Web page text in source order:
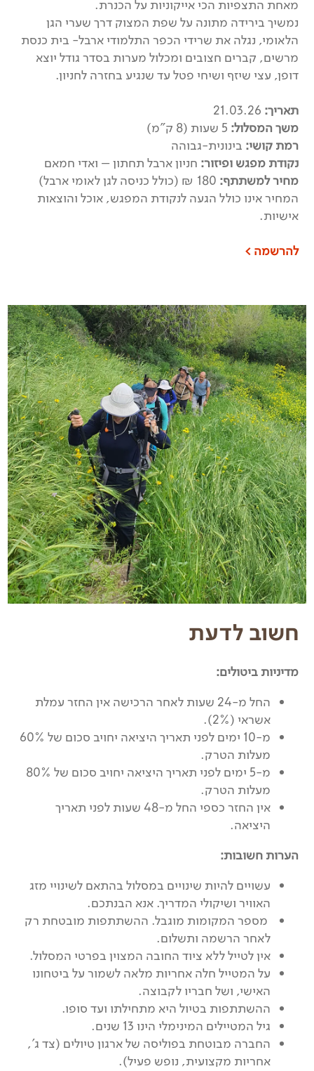
מאחת התצפיות הכי אייקוניות על הכנרת.
נמשיך בירידה מתונה על שפת המצוק דרך שערי הגן
הלאומי, נגלה את שרידי הכפר התלמודי ארבל- בית כנסת
מרשים, קברים חצובים ומכלול מערות בסדר גודל יוצא
דופן, עצי שיזף ושיחי פטל עד שנגיע בחזרה לחניון.
תאריך: 21.03.26
משך המסלול:
רמת קושי: בינונית-גבוהה
נקודת מפגש ופיזור: חניון ארבל תחתון – ואדי חמאם
מחיר למשתתף:
המחיר אינו כולל הגעה לנקודת המפגש, אוכל והוצאות
אישיות.
להרשמה >
חשוב לדעת
מדיניות ביטולים:
החל מ-24 שעות לאחר הרכישה אין החזר עמלת
אשראי (2%).
מ-10 ימים לפני תאריך היציאה יחויב סכום של 60%
מעלות הטרק.
מ-5 ימים לפני תאריך היציאה יחויב סכום של 80%
מעלות הטרק.
אין החזר כספי החל מ-48 שעות לפני תאריך
היציאה.
הערות חשובות:
עשויים להיות שינויים במסלול בהתאם לשינויי מזג
האוויר ושיקולי המדריך. אנא הבנתכם.
מספר המקומות מוגבל. ההשתתפות מובטחת רק
לאחר הרשמה ותשלום.
אין לטייל ללא ציוד החובה המצוין בפרטי המסלול.
על המטייל חלה אחריות מלאה לשמור על ביטחונו
האישי, ושל חבריו לקבוצה.
ההשתתפות בטיול היא מתחילתו ועד סופו.
גיל המטיילים המינימלי הינו 13 שנים.
החברה מבוטחת בפוליסה של ארגון טיולים (צד ג',
אחריות מקצועית, נופש פעיל).